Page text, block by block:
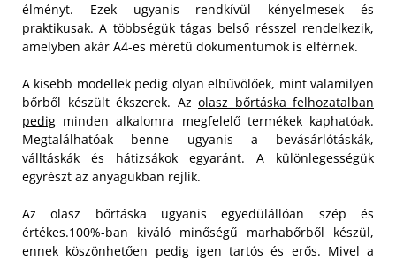
élményt. Ezek ugyanis rendkívül kényelmesek és
praktikusak. A többségük tágas belső résszel rendelkezik,
amelyben akár A4-es méretű dokumentumok is elférnek.
A kisebb modellek pedig olyan elbűvölőek, mint valamilyen
bőrből készült ékszerek. Az olasz bőrtáska felhozatalban
pedig minden alkalomra megfelelő termékek kaphatóak.
Megtalálhatóak benne ugyanis a bevásárlótáskák,
válltáskák és hátizsákok egyaránt. A különlegességük
egyrészt az anyagukban rejlik.
Az olasz bőrtáska ugyanis egyedülállóan szép és
értékes.100%-ban kiváló minőségű marhabőrből készül,
ennek köszönhetően pedig igen tartós és erős. Mivel a